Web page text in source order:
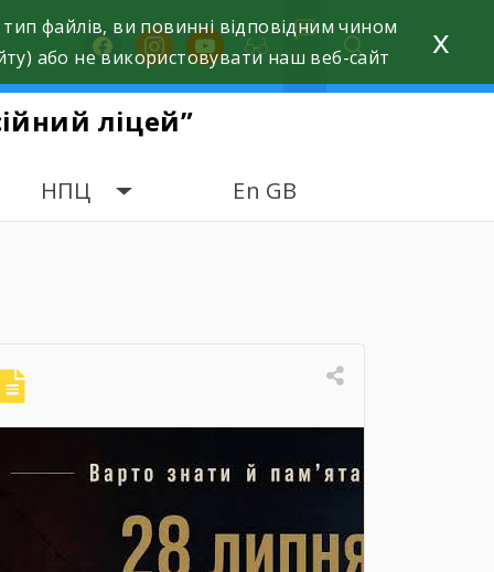
facebookinstagramyoutube
ліцей”
НПЦ En GB
файлів, ви повинні відповідним чином
або не використовувати наш веб-сайт
x